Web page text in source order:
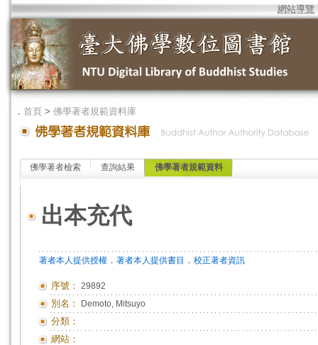
網站導覽
． 首頁 > 佛學著者規範資料庫
佛學著者檢索 查詢結果 佛學著者規範資料
出本充代
著者本人提供授權 ． 著者本人提供書目 ． 校正著者資訊
序號： 29892
別名： Demoto, Mitsuyo
分類：
網站：